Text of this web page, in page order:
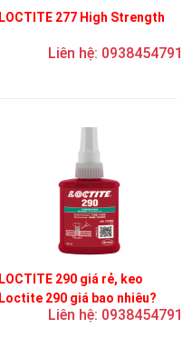
LOCTITE 277 High Strength
Liên hệ: 0938454791
LOCTITE 290 giá rẻ, keo
Loctite 290 giá bao nhiêu?
Liên hệ: 0938454791